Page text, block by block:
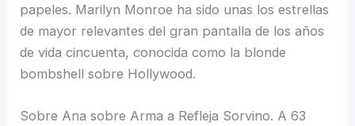
papeles. Marilyn Monroe ha sido unas los estrellas
de mayor relevantes del gran pantalla de los años
de vida cincuenta, conocida como la blonde
bombshell sobre Hollywood.
Sobre Ana sobre Arma a Refleja Sorvino. A 63